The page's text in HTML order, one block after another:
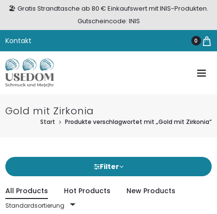
🏖️ Gratis Strandtasche ab 80 € Einkaufswert mit INIS-Produkten.
Gutscheincode: INIS
Kontakt 0
Gold mit Zirkonia
Start Produkte verschlagwortet mit „Gold mit Zirkonia“
Filter
All Products Hot Products New Products
Standardsortierung